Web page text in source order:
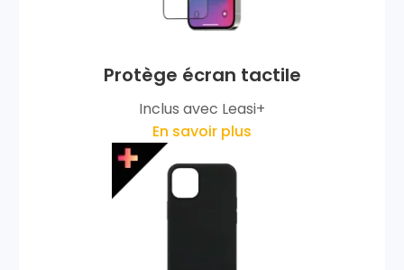
Protège écran tactile
Inclus avec Leasi+
En savoir plus